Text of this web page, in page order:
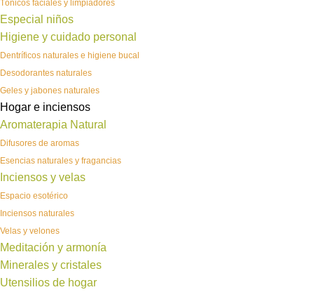
Tónicos faciales y limpiadores
Especial niños
Higiene y cuidado personal
Dentríficos naturales e higiene bucal
Desodorantes naturales
Geles y jabones naturales
Hogar e inciensos
Aromaterapia Natural
Difusores de aromas
Esencias naturales y fragancias
Inciensos y velas
Espacio esotérico
Inciensos naturales
Velas y velones
Meditación y armonía
Minerales y cristales
Utensilios de hogar